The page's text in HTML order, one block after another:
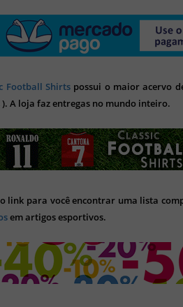
Football Shirts possui o maior acervo
). A loja faz entregas no mundo inteiro.
link para você encontrar uma lista
em artigos esportivos.